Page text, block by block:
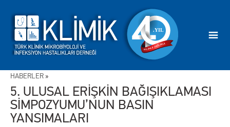
HABERLER »
5. ULUSAL ERİŞKİN BAĞIŞIKLAMASI
SİMPOZYUMU’NUN BASIN
YANSIMALARI